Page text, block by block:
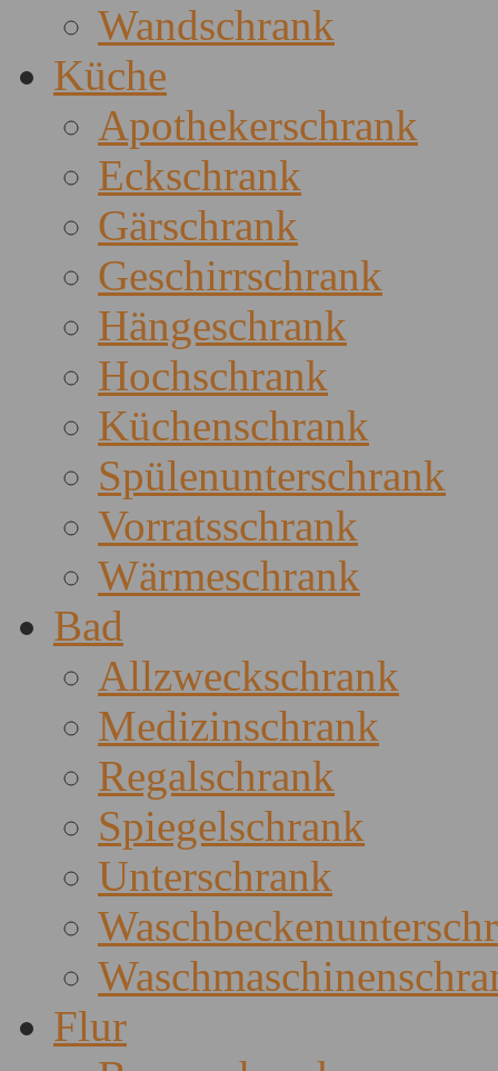
Wandschrank
Küche
Apothekerschrank
Eckschrank
Gärschrank
Geschirrschrank
Hängeschrank
Hochschrank
Küchenschrank
Spülenunterschrank
Vorratsschrank
Wärmeschrank
Bad
Allzweckschrank
Medizinschrank
Regalschrank
Spiegelschrank
Unterschrank
Flur